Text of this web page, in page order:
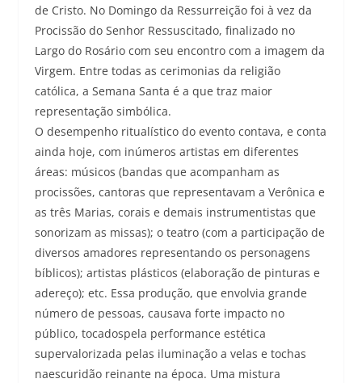
de Cristo. No Domingo da Ressurreição foi à vez da
Procissão do Senhor Ressuscitado, finalizado no
Largo do Rosário com seu encontro com a imagem da
Virgem. Entre todas as cerimonias da religião
católica, a Semana Santa é a que traz maior
representação simbólica.
O desempenho ritualístico do evento contava, e conta
ainda hoje, com inúmeros artistas em diferentes
áreas: músicos (bandas que acompanham as
procissões, cantoras que representavam a Verônica e
as três Marias, corais e demais instrumentistas que
sonorizam as missas); o teatro (com a participação de
diversos amadores representando os personagens
bíblicos); artistas plásticos (elaboração de pinturas e
adereço); etc. Essa produção, que envolvia grande
número de pessoas, causava forte impacto no
público, tocadospela performance estética
supervalorizada pelas iluminação a velas e tochas
naescuridão reinante na época. Uma mistura